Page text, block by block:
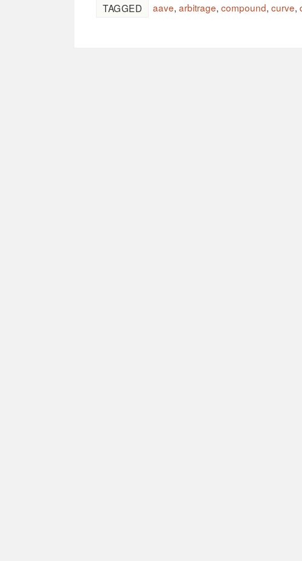
TAGGED aave, arbitrage, compound, curve,